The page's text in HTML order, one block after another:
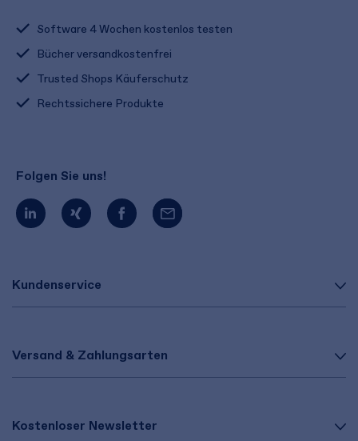
Kundenservice
Versand & Zahlungsarten
Kostenloser Newsletter
Software 4 Wochen kostenlos testen
Bücher versandkostenfrei
Trusted Shops Käuferschutz
Rechtssichere Produkte
Folgen Sie uns!